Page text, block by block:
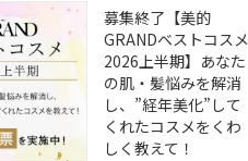
募集終了【美的
GRANDベストコスメ
2026上半期】あなた
の肌・髪悩みを解消
し、”経年美化”して
くれたコスメをくわ
しく教えて！